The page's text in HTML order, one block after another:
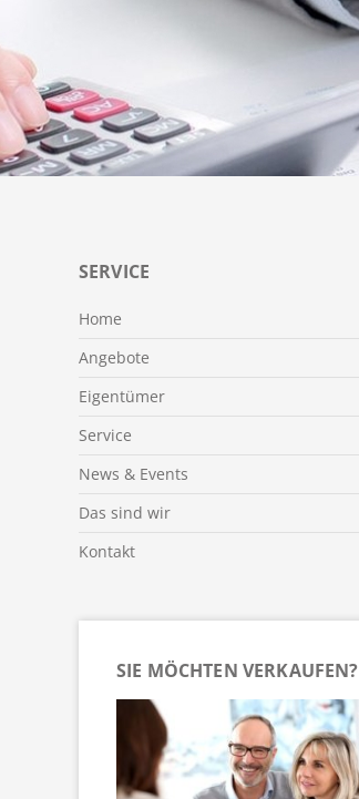
SERVICE
Home
Angebote
Eigentümer
Service
News & Events
Das sind wir
Kontakt
SIE MÖCHTEN VERKAUFEN?